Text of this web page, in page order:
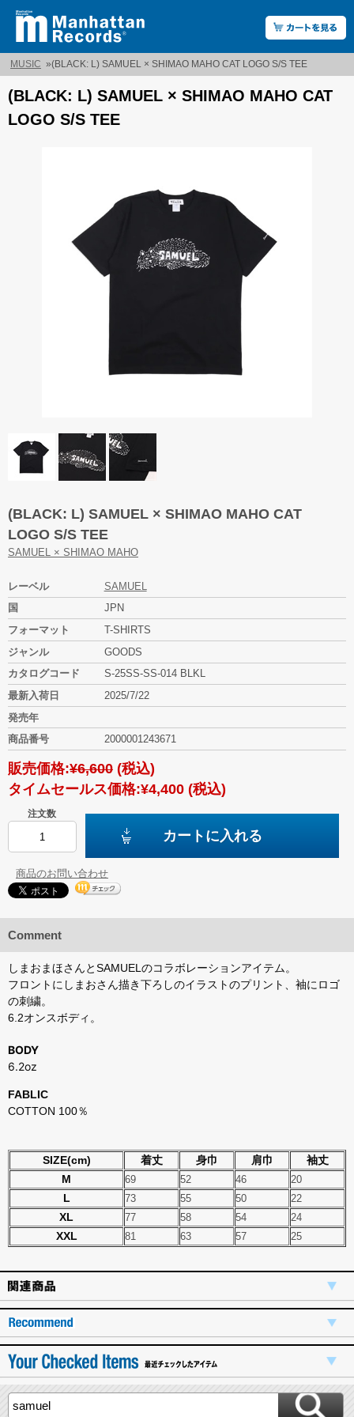
MUSIC »(BLACK: L) SAMUEL × SHIMAO MAHO CAT LOGO S/S TEE
(BLACK: L) SAMUEL × SHIMAO MAHO CAT
LOGO S/S TEE
(BLACK: L) SAMUEL × SHIMAO MAHO CAT
LOGO S/S TEE
SAMUEL × SHIMAO MAHO
レーベル
SAMUEL
国
JPN
フォーマット
T-SHIRTS
ジャンル
GOODS
カタログコード
S-25SS-SS-014 BLKL
最新入荷日
2025/7/22
発売年
商品番号
2000001243671
販売価格:¥6,600 (税込)
タイムセールス価格:¥4,400 (税込)
注文数
カートに入れる
商品のお問い合わせ
Comment
しまおまほさんとSAMUELのコラボレーションアイテム。
フロントにしまおさん描き下ろしのイラストのプリント、袖にロゴ
の刺繍。
6.2オンスボディ。
BODY
6.2oz
FABLIC
COTTON 100％
SIZE(cm) 着丈 身巾 肩巾
袖丈
M
69 52 46 20
L 73 55 50 22
XL 77 58 54 24
XXL 81 63 57 25